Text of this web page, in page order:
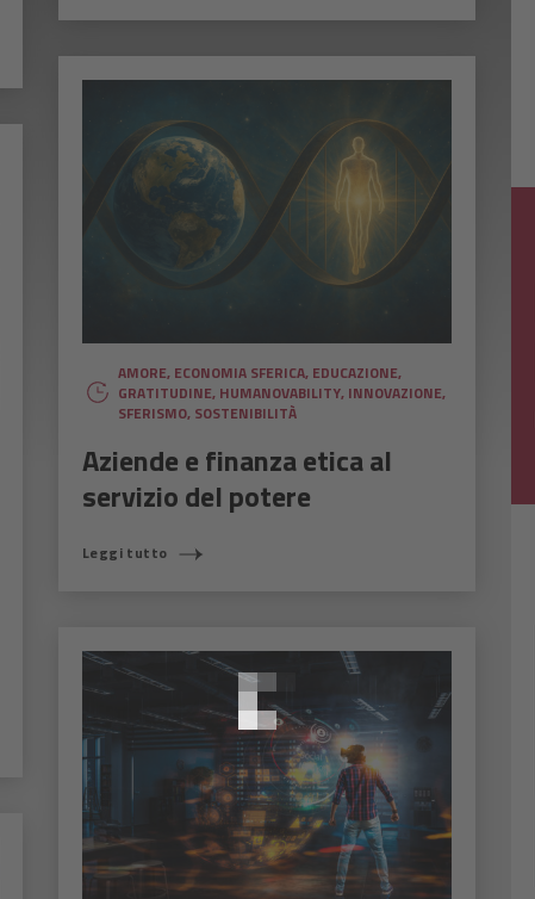
AMORE, ECONOMIA SFERICA, EDUCAZIONE,
GRATITUDINE, HUMANOVABILITY, INNOVAZIONE,
SFERISMO, SOSTENIBILITÀ
Aziende e finanza etica al
servizio del potere
Leggi tutto